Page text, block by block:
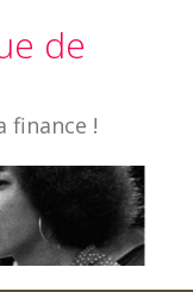
de
finance !